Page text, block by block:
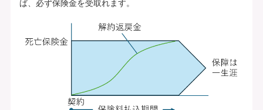
ば、必ず保険金を受取れます。